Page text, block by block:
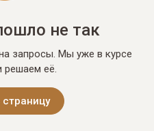
не так
запросы. Мы уже в курсе
решаем её.